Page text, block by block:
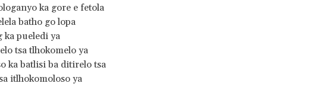
ka gore e fetola
batho go lopa
ka pueledi ya
tsa tlhokomelo ya
ka batlisi ba ditirelo tsa
itlhokomoloso ya